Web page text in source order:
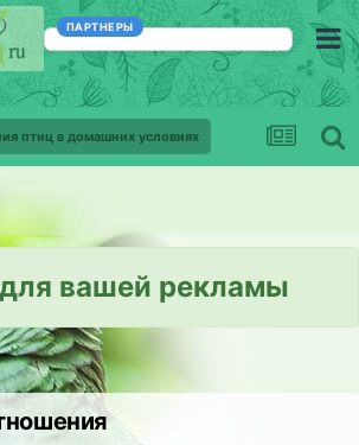
ПАРТНЕРЫ
птиц в домашних условиях
вашей рекламы